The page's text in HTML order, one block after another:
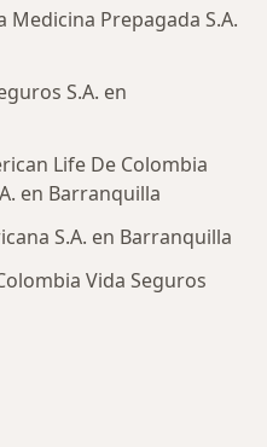
Medicina Prepagada S.A.
S.A. en
Life De Colombia
en Barranquilla
S.A. en Barranquilla
Vida Seguros